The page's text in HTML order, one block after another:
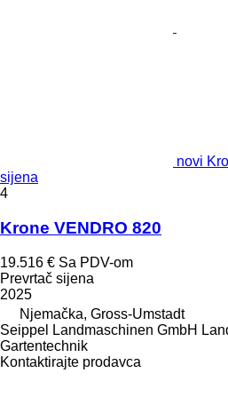
novi
sijena
4
Krone VENDRO 820
19.516 € Sa PDV-om
Prevrtač sijena
2025
Njemačka, Gross-Umstadt
Seippel Landmaschinen GmbH
Gartentechnik
Kontaktirajte prodavca